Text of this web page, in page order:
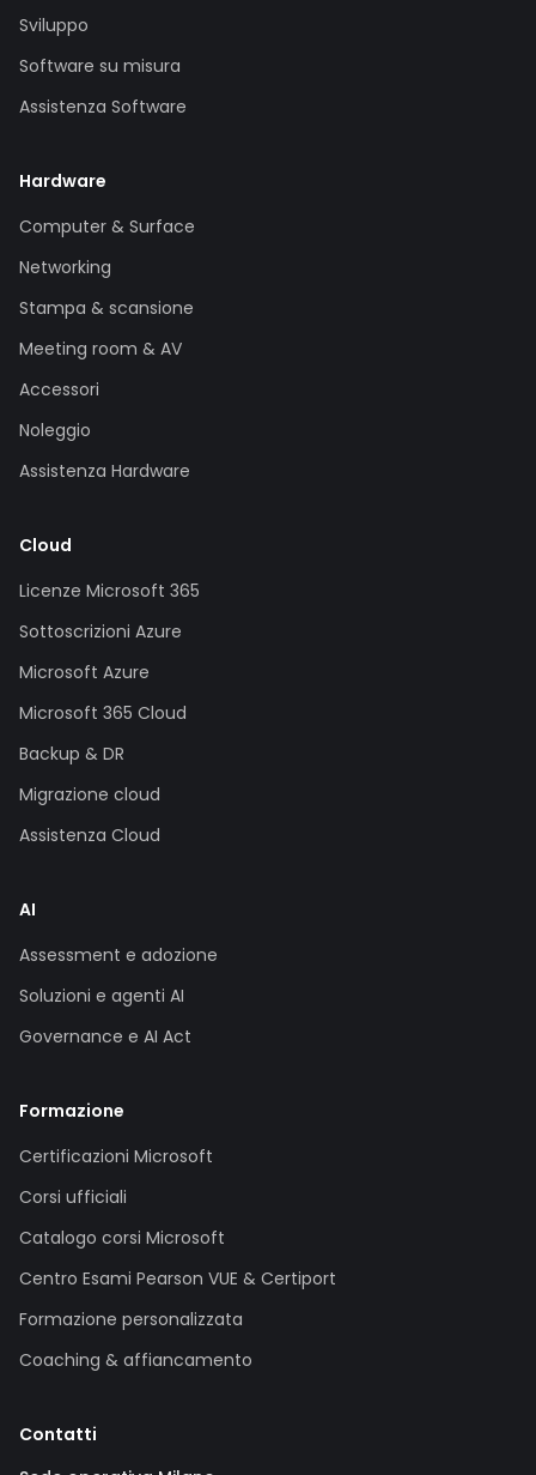
Sviluppo
Software su misura
Assistenza Software
Hardware
Computer & Surface
Networking
Stampa & scansione
Meeting room & AV
Accessori
Noleggio
Assistenza Hardware
Cloud
Licenze Microsoft 365
Sottoscrizioni Azure
Microsoft Azure
Microsoft 365 Cloud
Backup & DR
Migrazione cloud
Assistenza Cloud
AI
Assessment e adozione
Soluzioni e agenti AI
Governance e AI Act
Formazione
Certificazioni Microsoft
Corsi ufficiali
Catalogo corsi Microsoft
Centro Esami Pearson VUE & Certiport
Formazione personalizzata
Coaching & affiancamento
Contatti